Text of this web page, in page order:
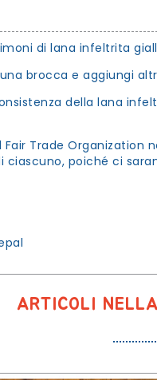
di lana infeltrita
brocca e aggiungi
della lana
Trade Organization
poiché ci
ARTICOLI